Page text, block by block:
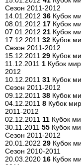
Сезон 2011-2012
14.01.2012 36 Кубок
08.01.2012 17 Кубок
07.01.2012 21 Кубок
17.12.2011 32 Кубок
Сезон 2011-2012
15.12.2011 29 Кубок
11.12.2011 1 Кубок
2012
10.12.2011 31 Кубок
Сезон 2011-2012
09.12.2011 38 Кубок
04.12.2011 8 Кубок
2011-2012
02.12.2011 11 Кубок
30.11.2011 55 Кубок
Сезон 2011-2012
20.01.2022 29 Кубок
Сезон 2010-2011
20.03.2020 16 Кубок